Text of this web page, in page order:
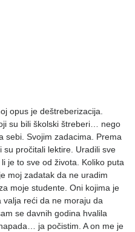
opus je deštreberizacija.
su bili školski štreberi… nego
sebi. Svojim zadacima. Prema
pročitali lektire. Uradili sve
je to sve od života. Koliko puta
moj zadatak da ne uradim
moje studente. Oni kojima je
reći da ne moraju da
se davnih godina hvalila
ja počistim. A on me je